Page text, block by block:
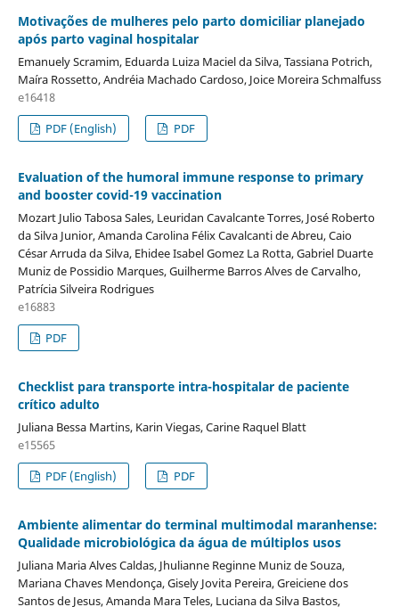
Motivações de mulheres pelo parto domiciliar planejado
após parto vaginal hospitalar
Emanuely Scramim, Eduarda Luiza Maciel da Silva, Tassiana Potrich,
Maíra Rossetto, Andréia Machado Cardoso, Joice Moreira Schmalfuss
e16418
PDF (English)
PDF
Evaluation of the humoral immune response to primary
and booster covid-19 vaccination
Mozart Julio Tabosa Sales, Leuridan Cavalcante Torres, José Roberto
da Silva Junior, Amanda Carolina Félix Cavalcanti de Abreu, Caio
César Arruda da Silva, Ehidee Isabel Gomez La Rotta, Gabriel Duarte
Muniz de Possidio Marques, Guilherme Barros Alves de Carvalho,
Patrícia Silveira Rodrigues
e16883
PDF
Checklist para transporte intra-hospitalar de paciente
crítico adulto
Juliana Bessa Martins, Karin Viegas, Carine Raquel Blatt
e15565
PDF (English)
PDF
Ambiente alimentar do terminal multimodal maranhense:
Qualidade microbiológica da água de múltiplos usos
Juliana Maria Alves Caldas, Jhulianne Reginne Muniz de Souza,
Mariana Chaves Mendonça, Gisely Jovita Pereira, Greiciene dos
Santos de Jesus, Amanda Mara Teles, Luciana da Silva Bastos,